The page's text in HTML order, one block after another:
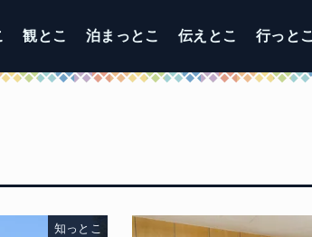
観とこ 泊まっとこ 伝えとこ 行っとこ
知っとこ